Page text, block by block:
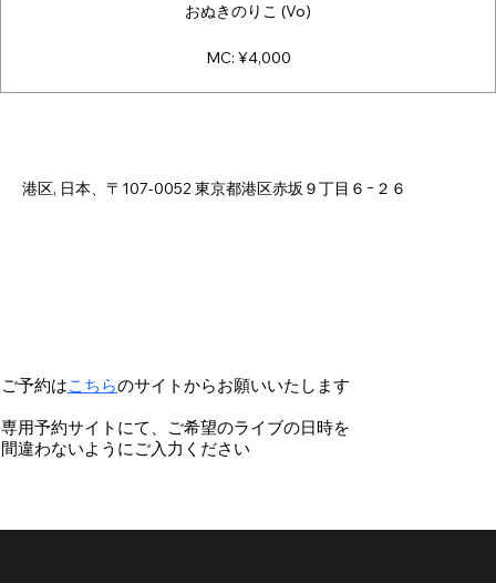
ご予約はこちらのサイトからお願いいたします
専用予約サイトにて、ご希望のライブの日時を
間違わないようにご入力ください
おぬきのりこ (Vo)
MC: ¥4,000
港区, 日本、〒107-0052 東京都港区赤坂９丁目６−２６